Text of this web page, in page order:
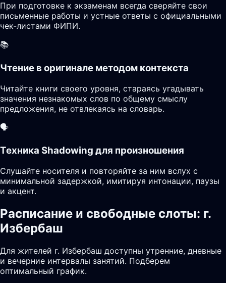
При подготовке к экзаменам всегда сверяйте свои
письменные работы и устные ответы с официальными
чек-листами ФИПИ.
📚
Чтение в оригинале методом контекста
Читайте книги своего уровня, стараясь угадывать
значения незнакомых слов по общему смыслу
предложения, не отвлекаясь на словарь.
🗣️
Техника Shadowing для произношения
Слушайте носителя и повторяйте за ним вслух с
минимальной задержкой, имитируя интонации, паузы
и акцент.
Расписание и свободные слоты: г.
Избербаш
Для жителей г. Избербаш доступны утренние, дневные
и вечерние интервалы занятий. Подберем
оптимальный график.